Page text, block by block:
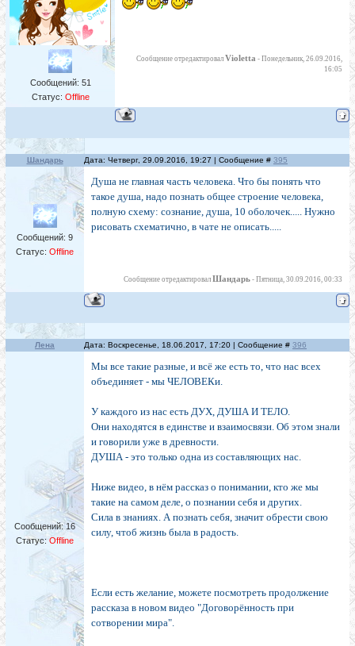
Сообщений: 51
Статус: Offline
Сообщение отредактировал Violetta - Понедельник, 26.09.2016,
16:05
Шандарь Дата: Четверг, 29.09.2016, 19:27 | Сообщение # 395
Сообщений: 9
Статус: Offline
Душа не главная часть человека. Что бы понять что
такое душа, надо познать общее строение человека,
полную схему: сознание, душа, 10 оболочек..... Нужно
рисовать схематично, в чате не описать.....
Сообщение отредактировал Шандарь - Пятница, 30.09.2016, 00:33
Лена Дата: Воскресенье, 18.06.2017, 17:20 | Сообщение # 396
Сообщений:16
Статус: Offline
Мы все такие разные, и всё же есть то, что нас всех
объединяет - мы ЧЕЛОВЕКи.
У каждого из нас есть ДУХ, ДУША И ТЕЛО.
Они находятся в единстве и взаимосвязи. Об этом знали
и говорили уже в древности.
ДУША - это только одна из составляющих нас.
Ниже видео, в нём рассказ о понимании, кто же мы
такие на самом деле, о познании себя и других.
Сила в знаниях. А познать себя, значит обрести свою
силу, чтоб жизнь была в радость.
Если есть желание, можете посмотреть продолжение
рассказа в новом видео "Договорённость при
сотворении мира".